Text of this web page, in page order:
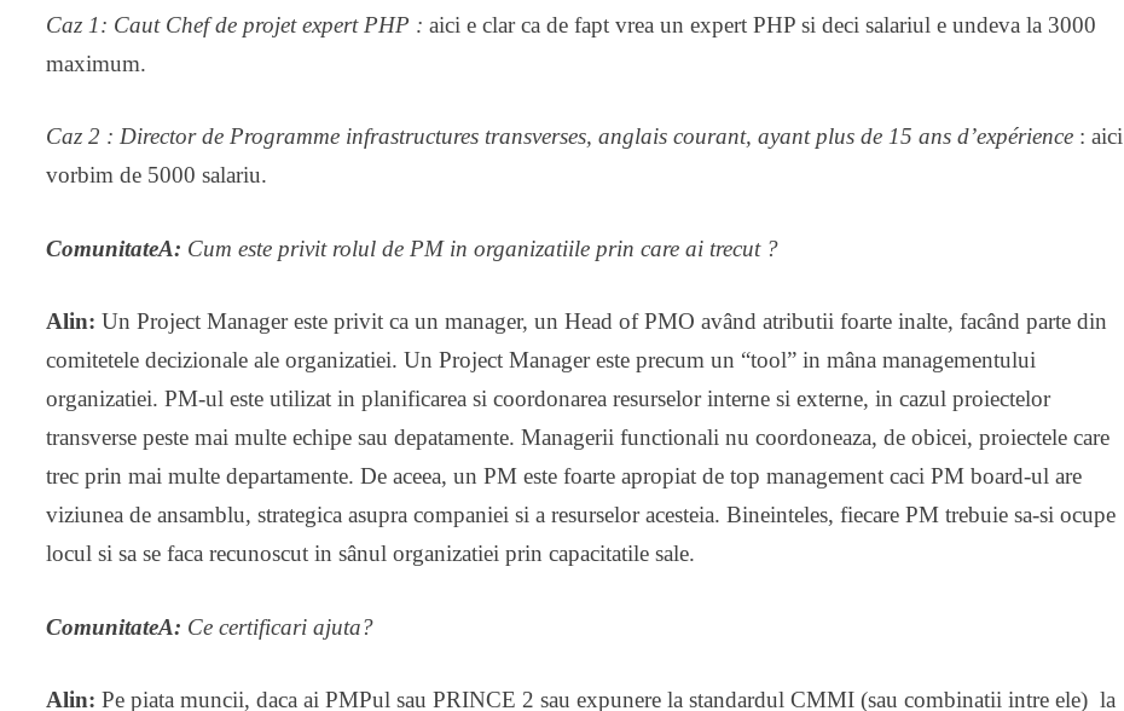
Caz 1: Caut Chef de projet expert PHP : aici e clar ca de fapt vrea un expert PHP si deci salariul e undeva la 3000
maximum.
Caz 2 : Director de Programme infrastructures transverses, anglais courant, ayant plus de 15 ans d’expérience : aici
vorbim de 5000 salariu.
ComunitateA: Cum este privit rolul de PM in organizatiile prin care ai trecut ?
Alin: Un Project Manager este privit ca un manager, un Head of PMO având atributii foarte inalte, facând parte din
comitetele decizionale ale organizatiei. Un Project Manager este precum un “tool” in mâna managementului
organizatiei. PM-ul este utilizat in planificarea si coordonarea resurselor interne si externe, in cazul proiectelor
transverse peste mai multe echipe sau depatamente. Managerii functionali nu coordoneaza, de obicei, proiectele care
trec prin mai multe departamente. De aceea, un PM este foarte apropiat de top management caci PM board-ul are
viziunea de ansamblu, strategica asupra companiei si a resurselor acesteia. Bineinteles, fiecare PM trebuie sa-si ocupe
locul si sa se faca recunoscut in sânul organizatiei prin capacitatile sale.
ComunitateA: Ce certificari ajuta?
Alin: Pe piata muncii, daca ai PMPul sau PRINCE 2 sau expunere la standardul CMMI (sau combinatii intre ele) la